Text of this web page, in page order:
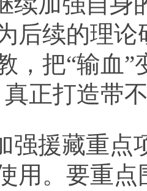
后续的理
，把“输血”
真正打造带
强援藏重点
用。要重